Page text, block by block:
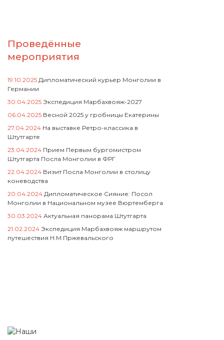
Проведённые
мероприятия
19.10.2025 Дипломатический курьер Монголии в
Германии
30.04.2025 Экспедиция Марбахвояж-2027
06.04.2025 Весной 2025 у гробницы Екатерины
27.04.2024 На выставке Ретро-классика в
Штутгарте
23.04.2024 Прием Первым бургомистром
Штутгарта Посла Монголии в ФРГ
22.04.2024 Визит Посла Монголии в столицу
коневодства
20.04.2024 Дипломатическое Сияние: Посол
Монголии в Национальном музее Вюртемберга
30.03.2024 Актуальная панорама Штутгарта
21.02.2024 Экспедиция Марбахвояж маршрутом
путешествия Н.М.Пржевальского